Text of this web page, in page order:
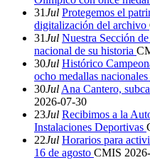
31Jul Protegemos el
digitalización del archivo
31Jul Nuestra Sección
nacional de su historia
30Jul Histórico
ocho medallas nacionales
30Jul Ana Cantero,
2026-07-30
23Jul Recibimos a la
Instalaciones Deportivas
22Jul Horarios para
16 de agosto CMIS